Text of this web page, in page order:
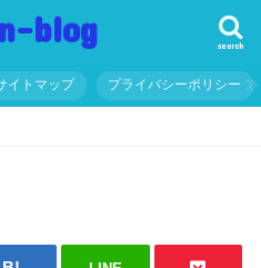
blog search
イトマップ プライバシーポリシー